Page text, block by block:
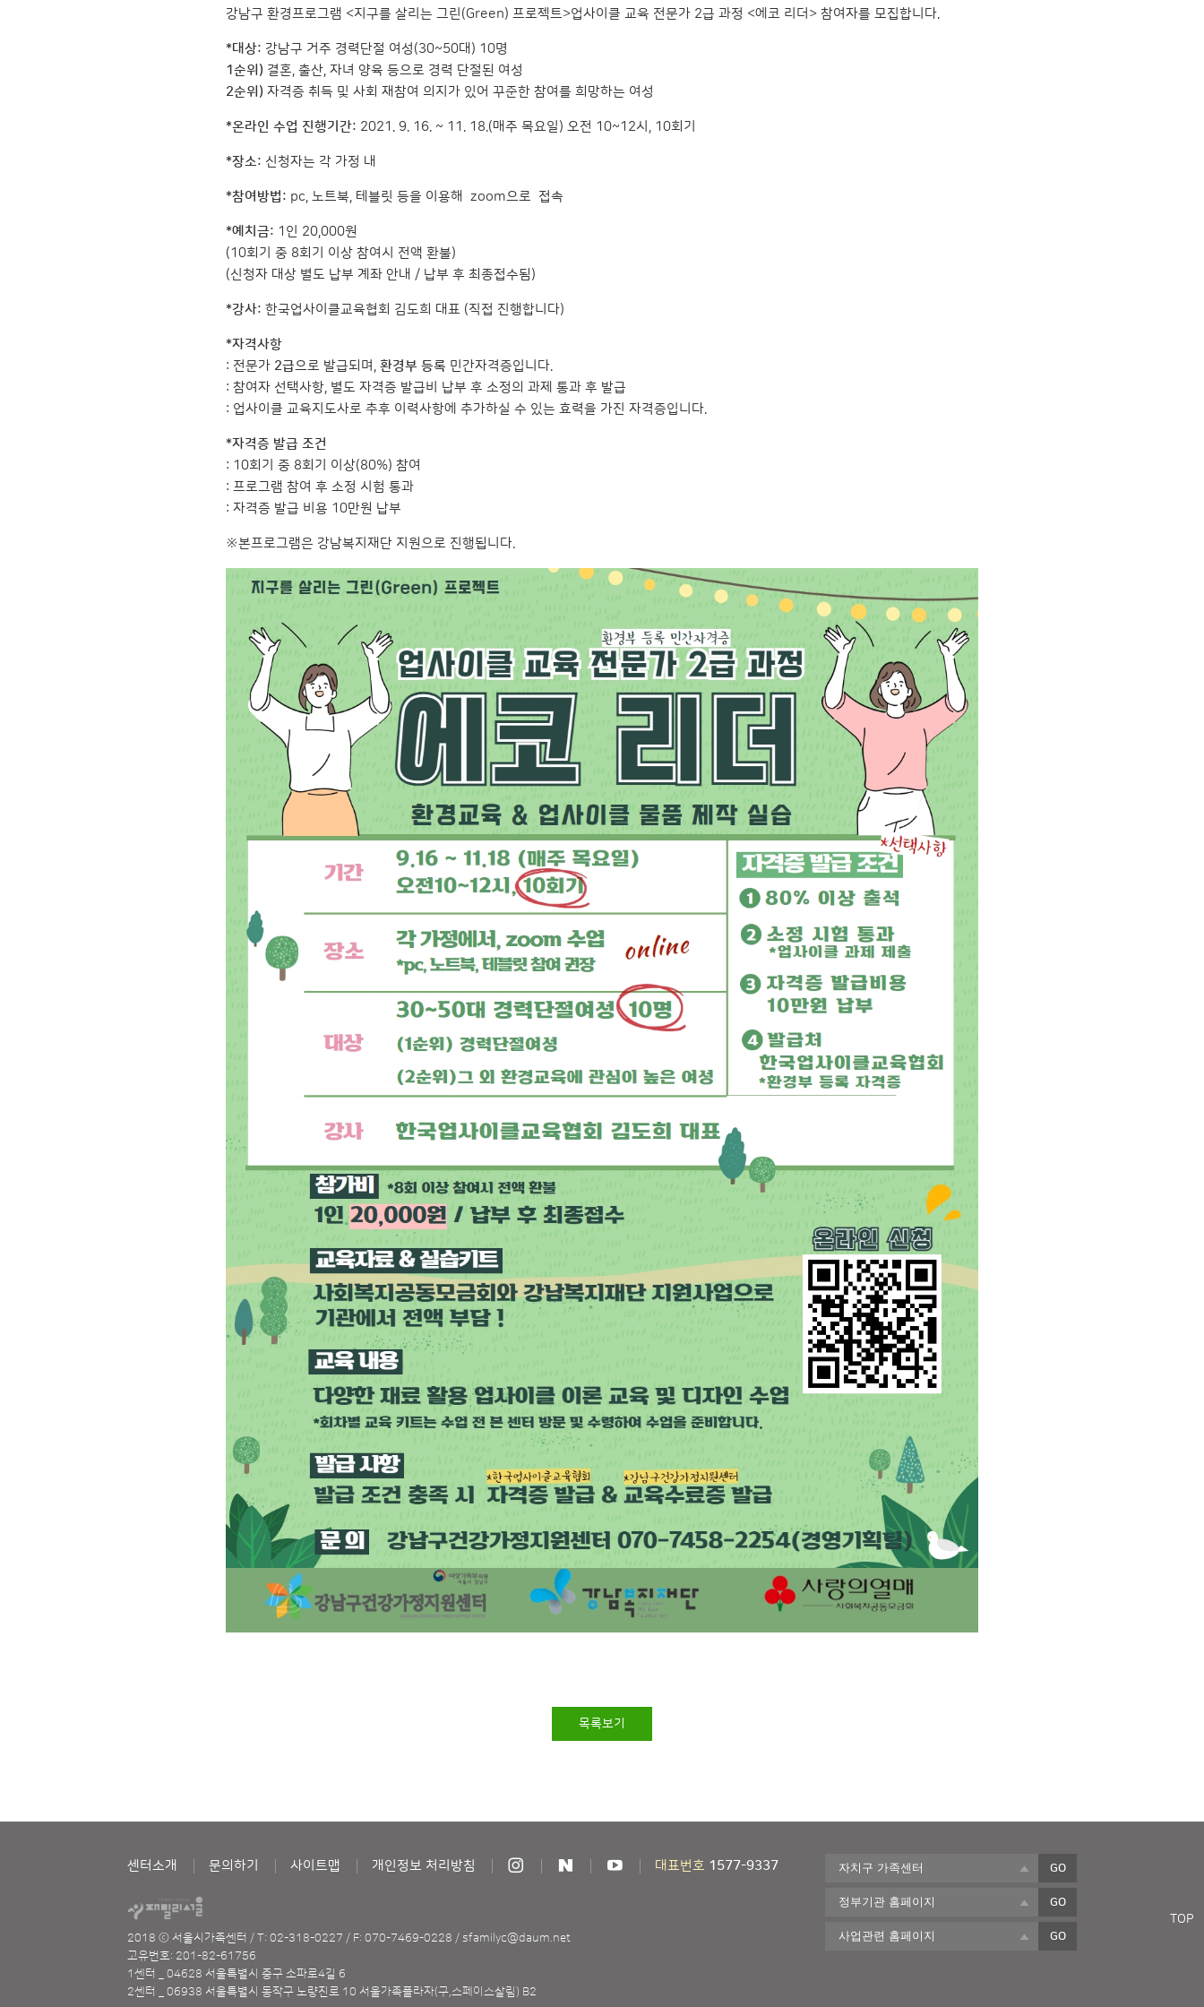
강남구 환경프로그램 <지구를 살리는 그린(Green) 프로젝트>업사이클 교육 전문가 2급 과정 <에코 리더> 참여자를 모집합니다.
*대상: 강남구 거주 경력단절 여성(30~50대) 10명
1순위) 결혼, 출산, 자녀 양육 등으로 경력 단절된 여성
2순위) 자격증 취득 및 사회 재참여 의지가 있어 꾸준한 참여를 희망하는 여성
*온라인 수업 진행기간: 2021. 9. 16. ~ 11. 18.(매주 목요일) 오전 10~12시, 10회기
*장소: 신청자는 각 가정 내
*참여방법: pc, 노트북, 테블릿 등을 이용해 zoom으로 접속
*예치금: 1인 20,000원
(10회기 중 8회기 이상 참여시 전액 환불)
(신청자 대상 별도 납부 계좌 안내 / 납부 후 최종접수됨)
*강사: 한국업사이클교육협회 김도희 대표 (직접 진행합니다)
*자격사항
: 전문가 2급으로 발급되며, 환경부 등록 민간자격증입니다.
: 참여자 선택사항, 별도 자격증 발급비 납부 후 소정의 과제 통과 후 발급
: 업사이클 교육지도사로 추후 이력사항에 추가하실 수 있는 효력을 가진 자격증입니다.
*자격증 발급 조건
: 10회기 중 8회기 이상(80%) 참여
: 프로그램 참여 후 소정 시험 통과
: 자격증 발급 비용 10만원 납부
※본프로그램은 강남복지재단 지원으로 진행됩니다.
목록보기
센터소개 문의하기 사이트맵 개인정보 처리방침 대표번호 1577-9337
2018 ⓒ 서울시가족센터 / T: 02-318-0227 / F: 070-7469-0228 / sfamilyc@daum.net
고유번호: 201-82-61756
1센터 _ 04628 서울특별시 중구 소파로4길 6
2센터 _ 06938 서울특별시 동작구 노량진로 10 서울가족플라자(구,스페이스살림) B2
자치구 가족센터 GO
정부기관 홈페이지 GO
사업관련 홈페이지 GO